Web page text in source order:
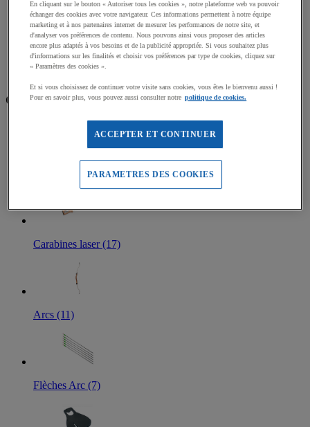
Mallettes et coffrets d’orientation
Accessoires Course d'orientation
Accueil
Sports outdoor
Catégories
Cibles, Chevalets, Accessoires Archerie (44)
Carabines laser (17)
Arcs (11)
Flèches Arc (7)
En cliquant sur le bouton « Autoriser tous les cookies », notre plateforme web va pouvoir
échanger des cookies avec votre navigateur. Ces informations permettent à notre équipe
marketing et à nos partenaires internet de mesurer les performances de notre site, et
d'analyser vos préférences de contenu. Nous pouvons ainsi vous proposer des articles
encore plus adaptés à vos besoins et de la publicité appropriée. Si vous souhaitez plus
d'informations sur les finalités et choisir vos préférences par type de cookies, cliquez sur
« Paramètres des cookies ».
Et si vous choisissez de continuer votre visite sans cookies, vous êtes le bienvenu aussi !
Pour en savoir plus, vous pouvez aussi consulter notre politique de cookies.
ACCEPTER ET CONTINUER
PARAMETRES DES COOKIES